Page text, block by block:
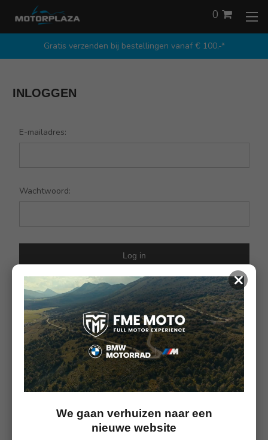
Gratis verzenden bij bestellingen vanaf € 100,-*
0
INLOGGEN
E-mailadres:
Wachtwoord:
Wachtwoord vergeten?
Nieuwe klant?
De voordelen van een account bij ons;
Makkelijk afrekenen
Meerdere ontvangst adressen
Inzicht in je bestellingen
Maak gebruik van een wensenlijst
×
We gaan verhuizen naar een
nieuwe website